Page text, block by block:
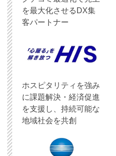
を最大化させるDX集
客パートナー
ホスピタリティを強み
に課題解決・経済促進
を支援し、持続可能な
地域社会を共創